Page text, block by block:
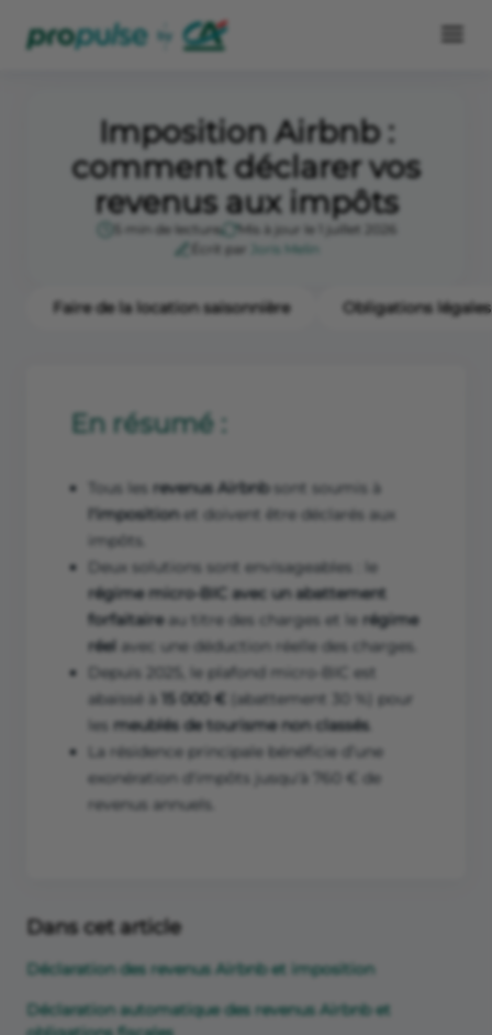
Imposition Airbnb :
comment déclarer vos
revenus aux impôts
5 min de lecture
Mis à jour le 1 juillet 2026
Écrit par
Joris Melin
Faire de la location saisonnière Obligations légales
En résumé :
Tous les revenus Airbnbsont soumis à
l'impositionet doivent être déclarés aux
impôts.
Deux solutions sont envisageables : le
régime micro-BIC avec un abattement
forfaitaireau titre des charges et le régime
réel avec une déduction réelle des charges.
Depuis 2025, le plafond micro-BIC est
abaissé à 15 000 €
(abattement 30 %) pour
les meublés de tourisme non classés.
La résidence principale bénéficie d’une
exonération d'impôts jusqu'à 760 € de
revenus annuels.
Dans cet article
Déclaration des revenus Airbnb et imposition
Déclaration automatique des revenus Airbnb et